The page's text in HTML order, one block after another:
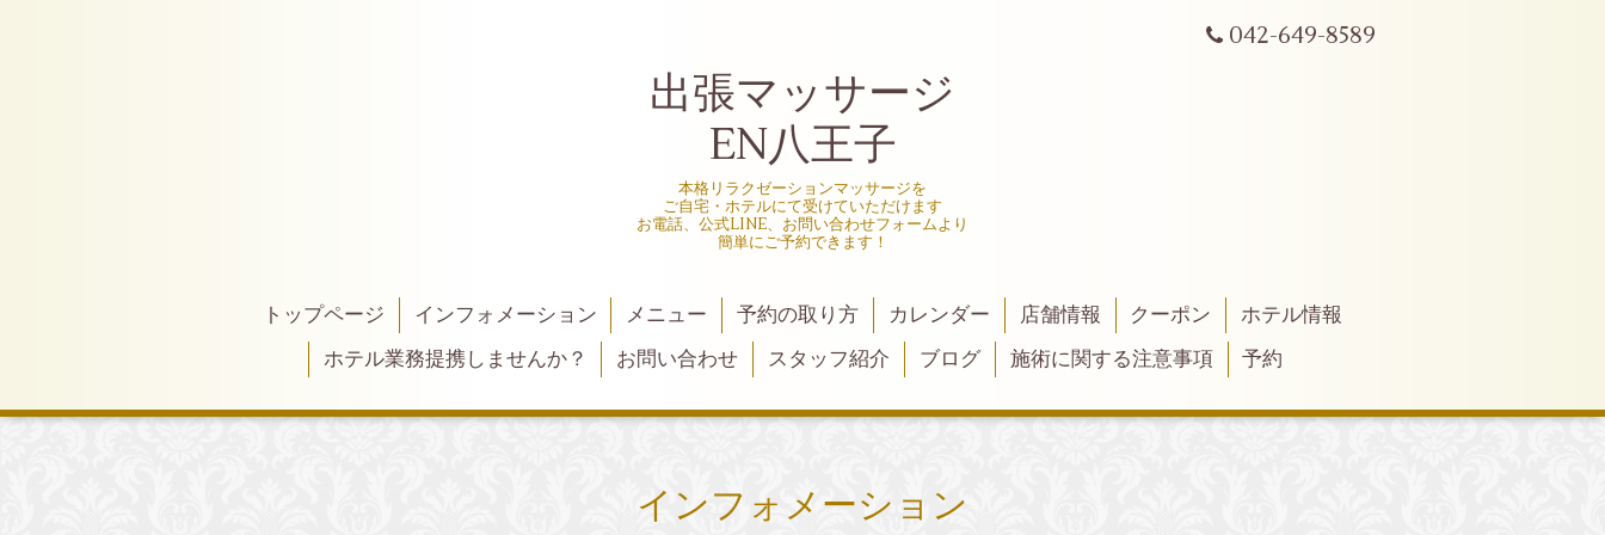
042-649-8589
出張マッサージ
EN八王子
本格リラクゼーションマッサージを
ご自宅・ホテルにて受けていただけます
お電話、公式LINE、お問い合わせフォームより
簡単にご予約できます！
トップページ インフォメーション メニュー 予約の取り方 カレンダー 店舗情報 クーポン
ホテル情報
ホテル業務提携しませんか？
お問い合わせ スタッフ紹介 ブログ 施術に関する注意事項 予約
インフォメーション